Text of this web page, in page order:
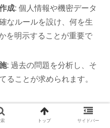
成: 個人情報や機密データ
なルールを設け、何を生
を明示することが重要で
: 過去の問題を分析し、そ
ることが求められます。
ラシー向上
トップ サイドバー